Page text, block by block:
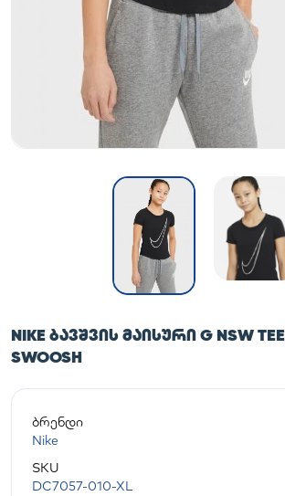
NIKE ᲑᲐᲕᲨᲕᲘᲡ ᲛᲐᲘᲡᲣᲠᲘ G NSW
SWOOSH
ბრენდი
Nike
SKU
DC7057-010-XL